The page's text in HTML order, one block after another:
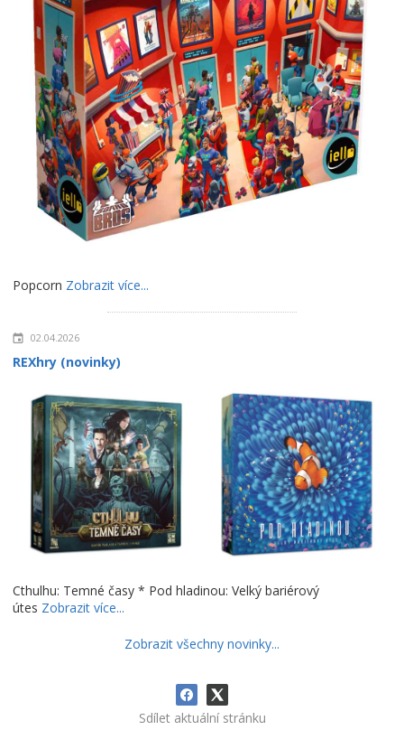
Popcorn Zobrazit více...
02.04.2026
REXhry (novinky)
Cthulhu: Temné časy * Pod hladinou: Velký bariérový
útes Zobrazit více...
Zobrazit všechny novinky...
Sdílet aktuální stránku